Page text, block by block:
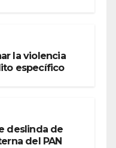
la violencia
específico
deslinda de
del PAN